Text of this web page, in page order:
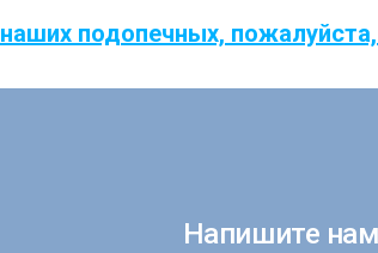
подопечных,
Напишите